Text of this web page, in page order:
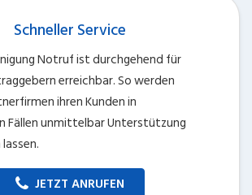
Schneller Service
Notruf ist durchgehend für
erreichbar. So werden
ihren Kunden in
Fällen unmittelbar Unterstützung
JETZT ANRUFEN